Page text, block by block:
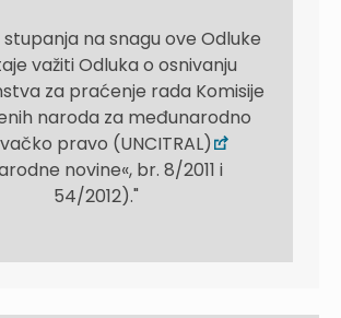
na snagu ove Odluke
važiti Odluka o osnivanju
za praćenje rada Komisije
naroda za međunarodno
pravo (UNCITRAL)
novine«, br. 8/2011 i
54/2012)."